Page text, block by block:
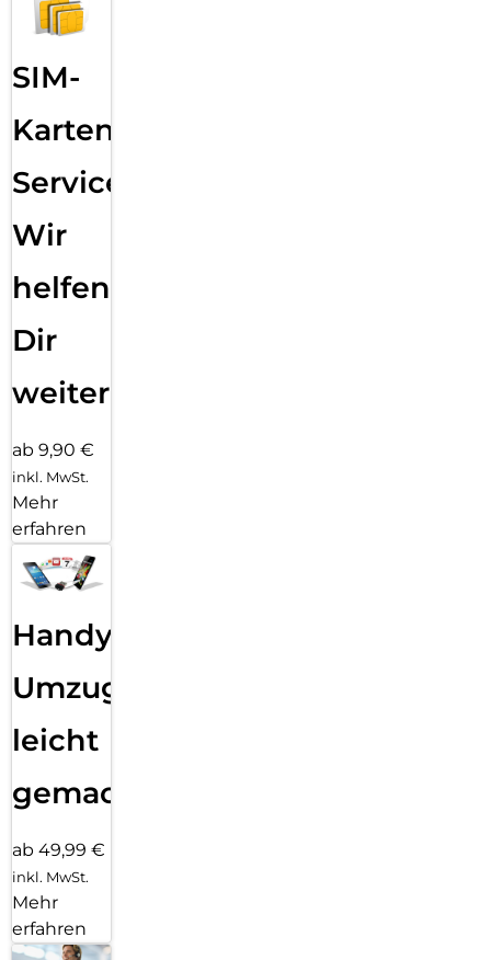
SIM-
Karten
Service:
Wir
helfen
Dir
weiter
ab 9,90 €
inkl. MwSt.
Mehr
erfahren
Handy
Umzug
leicht
gemacht!
ab 49,99 €
inkl. MwSt.
Mehr
erfahren